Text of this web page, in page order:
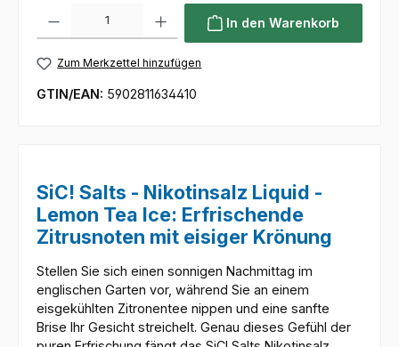
In den Warenkorb
Zum Merkzettel hinzufügen
GTIN/EAN: 5902811634410
SiC! Salts - Nikotinsalz Liquid -
Lemon Tea Ice: Erfrischende
Zitrusnoten mit eisiger Krönung
Stellen Sie sich einen sonnigen Nachmittag im
englischen Garten vor, während Sie an einem
eisgekühlten Zitronentee nippen und eine sanfte
Brise Ihr Gesicht streichelt. Genau dieses Gefühl der